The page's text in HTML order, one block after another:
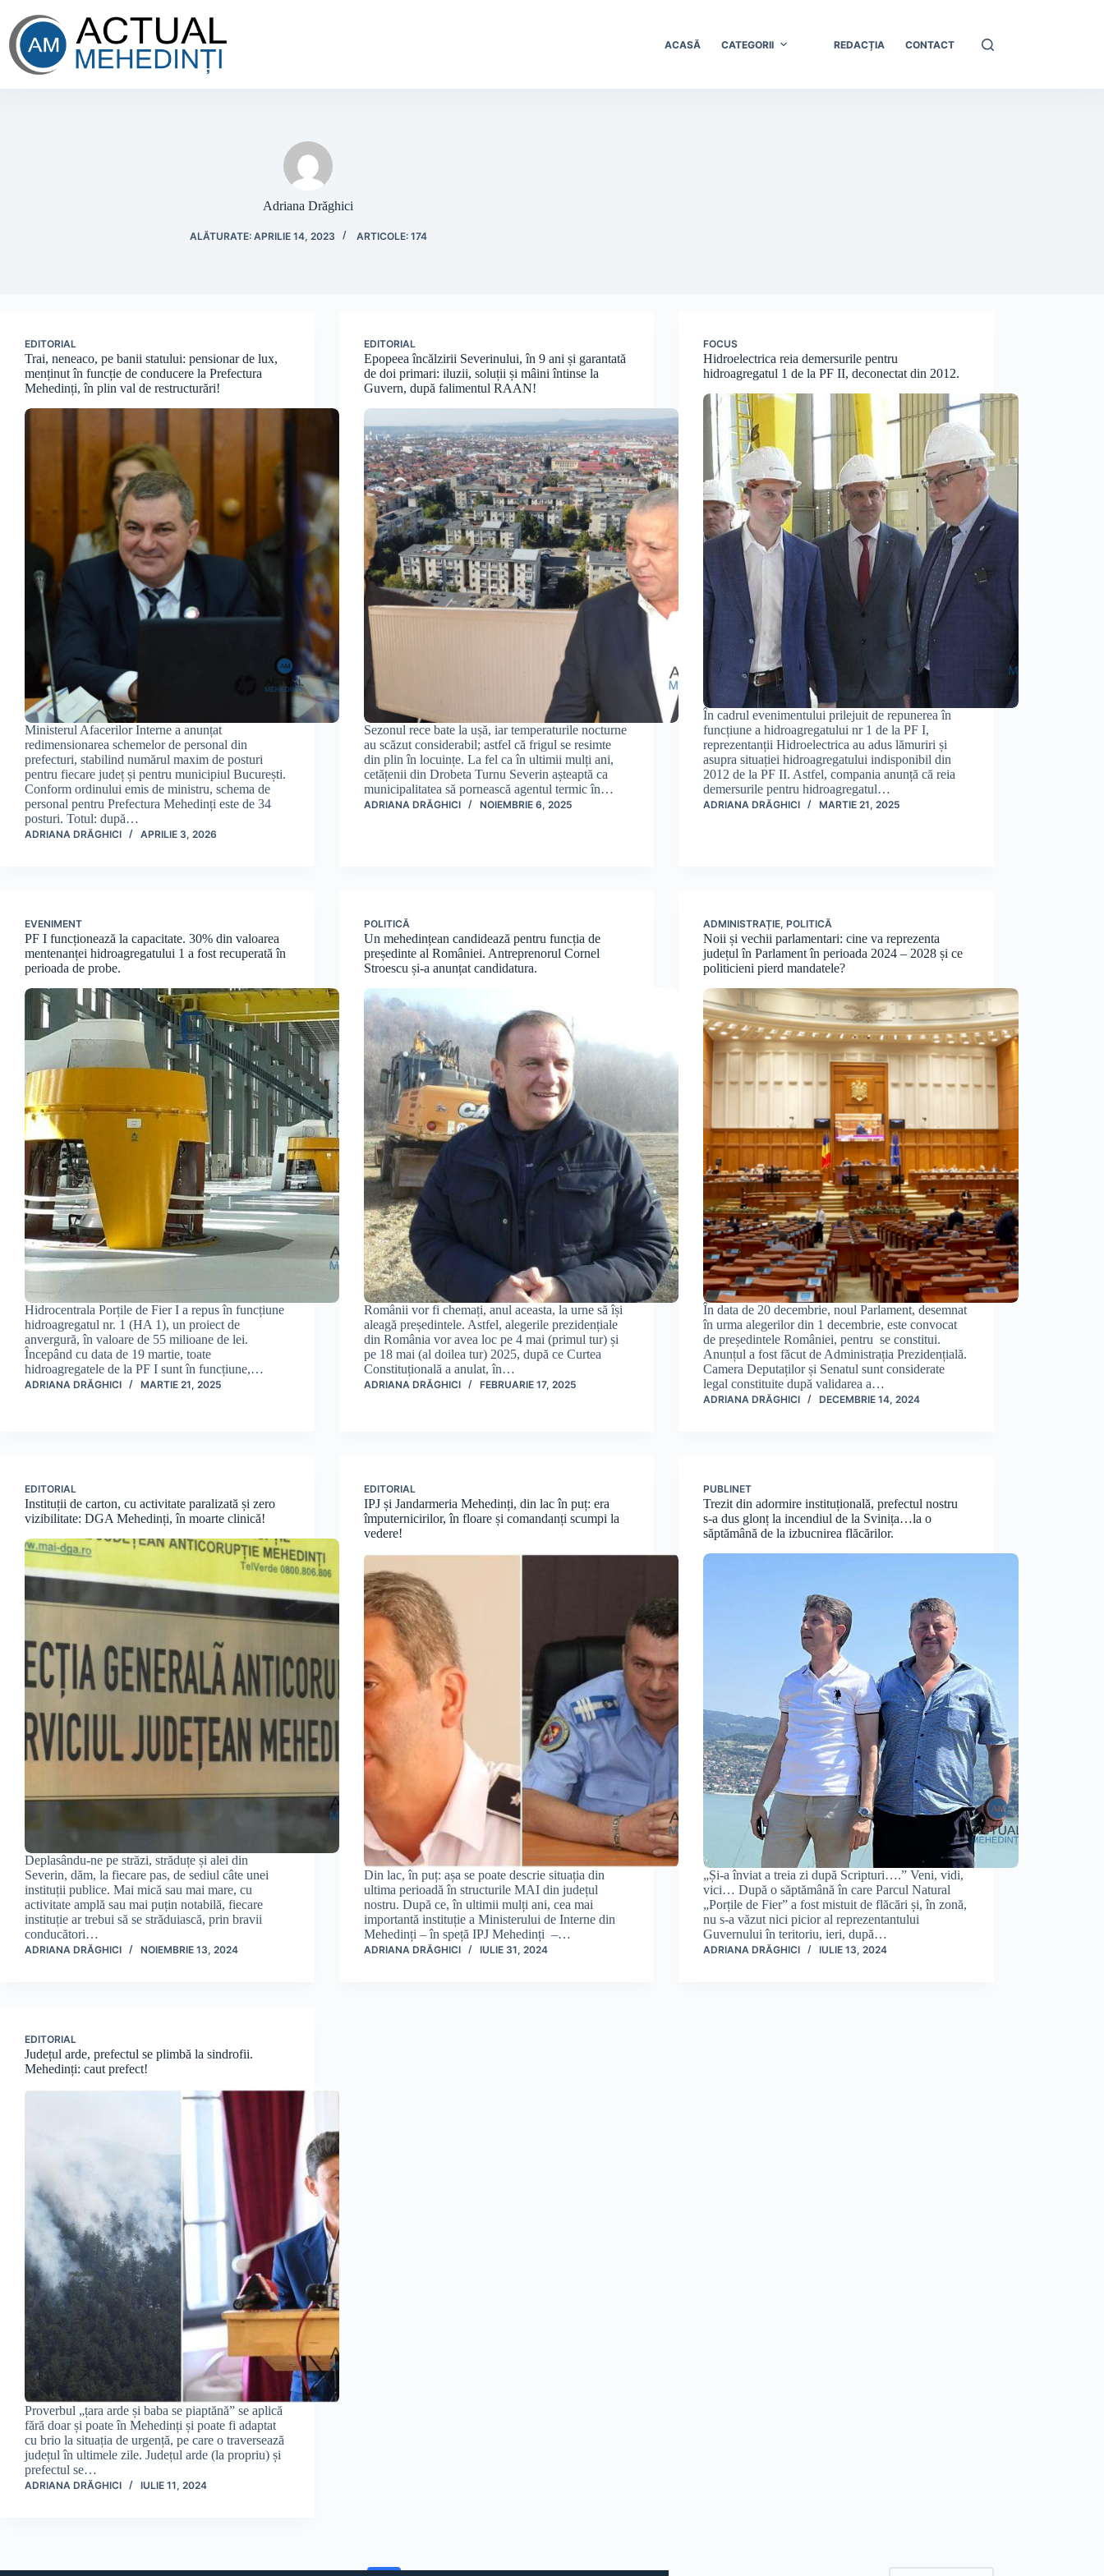
conținut
ACASĂ CATEGORII REDACȚIA CONTACT
Adriana Drăghici
ALĂTURATE: APRILIE 14, 2023 ARTICOLE: 174
EDITORIAL
Trai, neneaco, pe banii statului: pensionar de lux,
menținut în funcție de conducere la Prefectura
Mehedinți, în plin val de restructurări!
Ministerul Afacerilor Interne a anunțat
redimensionarea schemelor de personal din
prefecturi, stabilind numărul maxim de posturi
pentru fiecare județ și pentru municipiul București.
Conform ordinului emis de ministru, schema de
personal pentru Prefectura Mehedinți este de 34
posturi. Totul: după…
ADRIANA DRĂGHICI APRILIE 3, 2026
EDITORIAL
Epopeea încălzirii Severinului, în 9 ani și garantată
de doi primari: iluzii, soluții și mâini întinse la
Guvern, după falimentul RAAN!
Sezonul rece bate la ușă, iar temperaturile nocturne
au scăzut considerabil; astfel că frigul se resimte
din plin în locuințe. La fel ca în ultimii mulți ani,
cetățenii din Drobeta Turnu Severin așteaptă ca
municipalitatea să pornească agentul termic în…
ADRIANA DRĂGHICI NOIEMBRIE 6, 2025
FOCUS
Hidroelectrica reia demersurile pentru
hidroagregatul 1 de la PF II, deconectat din 2012.
În cadrul evenimentului prilejuit de repunerea în
funcțiune a hidroagregatului nr 1 de la PF I,
reprezentanții Hidroelectrica au adus lămuriri și
asupra situației hidroagregatului indisponibil din
2012 de la PF II. Astfel, compania anunță că reia
demersurile pentru hidroagregatul…
ADRIANA DRĂGHICI MARTIE 21, 2025
EVENIMENT
PF I funcționează la capacitate. 30% din valoarea
mentenanței hidroagregatului 1 a fost recuperată în
perioada de probe.
Hidrocentrala Porțile de Fier I a repus în funcțiune
hidroagregatul nr. 1 (HA 1), un proiect de
anvergură, în valoare de 55 milioane de lei.
Începând cu data de 19 martie, toate
hidroagregatele de la PF I sunt în funcțiune,…
ADRIANA DRĂGHICI MARTIE 21, 2025
POLITICĂ
Un mehedințean candidează pentru funcția de
președinte al României. Antreprenorul Cornel
Stroescu și-a anunțat candidatura.
Românii vor fi chemați, anul aceasta, la urne să își
aleagă președintele. Astfel, alegerile prezidențiale
din România vor avea loc pe 4 mai (primul tur) și
pe 18 mai (al doilea tur) 2025, după ce Curtea
Constituțională a anulat, în…
ADRIANA DRĂGHICI FEBRUARIE 17, 2025
ADMINISTRAȚIE,POLITICĂ
Noii și vechii parlamentari: cine va reprezenta
județul în Parlament în perioada 2024 – 2028 și ce
politicieni pierd mandatele?
În data de 20 decembrie, noul Parlament, desemnat
în urma alegerilor din 1 decembrie, este convocat
de președintele României, pentru se constitui.
Anunțul a fost făcut de Administrația Prezidențială.
Camera Deputaților și Senatul sunt considerate
legal constituite după validarea a…
ADRIANA DRĂGHICI DECEMBRIE 14, 2024
EDITORIAL
Instituții de carton, cu activitate paralizată și zero
vizibilitate: DGA Mehedinți, în moarte clinică!
Deplasându-ne pe străzi, străduțe și alei din
Severin, dăm, la fiecare pas, de sediul câte unei
instituții publice. Mai mică sau mai mare, cu
activitate amplă sau mai puțin notabilă, fiecare
instituție ar trebui să se străduiască, prin bravii
conducători…
ADRIANA DRĂGHICI NOIEMBRIE 13, 2024
EDITORIAL
IPJ și Jandarmeria Mehedinți, din lac în puț: era
împuternicirilor, în floare și comandanți scumpi la
vedere!
Din lac, în puț: așa se poate descrie situația din
ultima perioadă în structurile MAI din județul
nostru. După ce, în ultimii mulți ani, cea mai
importantă instituție a Ministerului de Interne din
Mehedinți – în speță IPJ Mehedinți –…
ADRIANA DRĂGHICI IULIE 31, 2024
PUBLINET
Trezit din adormire instituțională, prefectul nostru
s-a dus glonț la incendiul de la Svinița…la o
săptămână de la izbucnirea flăcărilor.
„Și-a înviat a treia zi după Scripturi….” Veni, vidi,
vici… După o săptămână în care Parcul Natural
„Porțile de Fier” a fost mistuit de flăcări și, în zonă,
nu s-a văzut nici picior al reprezentantului
Guvernului în teritoriu, ieri, după…
ADRIANA DRĂGHICI IULIE 13, 2024
EDITORIAL
Județul arde, prefectul se plimbă la sindrofii.
Mehedinți: caut prefect!
Proverbul „țara arde și baba se piaptănă” se aplică
fără doar și poate în Mehedinți și poate fi adaptat
cu brio la situația de urgență, pe care o traversează
județul în ultimele zile. Județul arde (la propriu) și
prefectul se…
ADRIANA DRĂGHICI IULIE 11, 2024